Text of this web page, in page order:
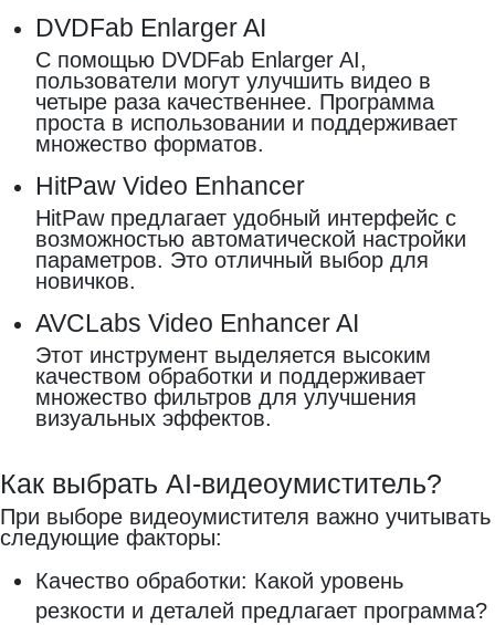
DVDFab Enlarger AI
С помощью DVDFab Enlarger AI,
пользователи могут улучшить видео в
четыре раза качественнее. Программа
проста в использовании и поддерживает
множество форматов.
HitPaw Video Enhancer
HitPaw предлагает удобный интерфейс с
возможностью автоматической настройки
параметров. Это отличный выбор для
новичков.
AVCLabs Video Enhancer AI
Этот инструмент выделяется высоким
качеством обработки и поддерживает
множество фильтров для улучшения
визуальных эффектов.
Как выбрать AI-видеоумиститель?
При выборе видеоумистителя важно учитывать
следующие факторы:
Качество обработки: Какой уровень
резкости и деталей предлагает программа?